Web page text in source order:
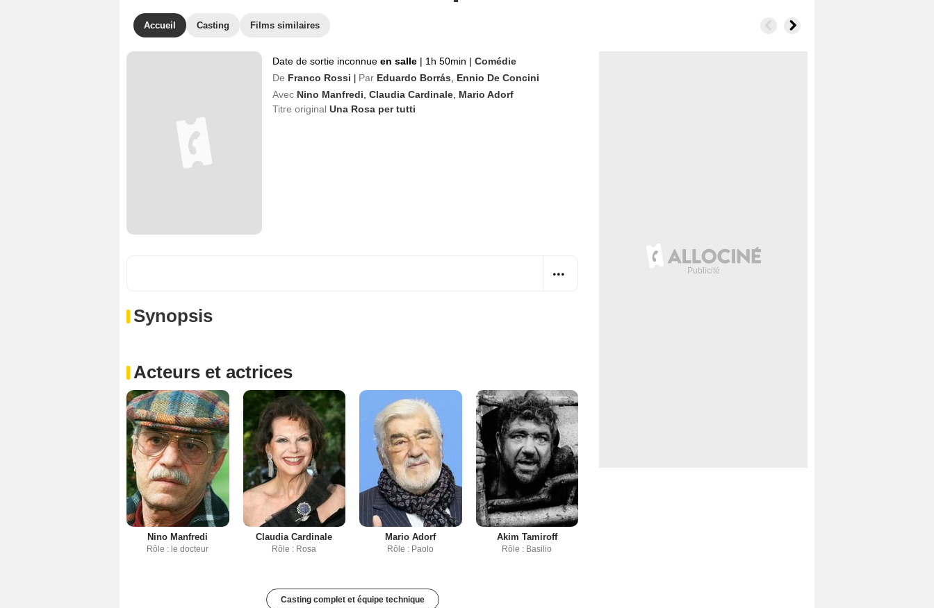
Accueil Casting Films similaires
Date de sortie inconnue en salle | 1h 50min | Comédie
De Franco Rossi Par Eduardo Borrás
Ennio De Concini
Avec Nino Manfredi Claudia Cardinale Mario Adorf
Titre original Una Rosa per tutti
Synopsis
Acteurs et actrices
Nino Manfredi
Rôle : le docteur
Claudia Cardinale
Rôle : Rosa
Mario Adorf
Rôle : Paolo
Akim Tamiroff
Rôle : Basilio
Casting complet et équipe technique